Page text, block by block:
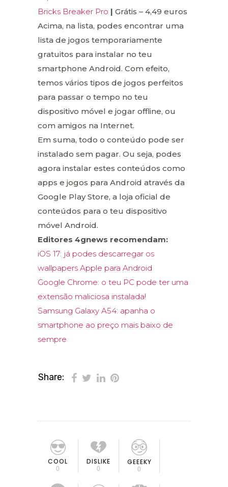
Bricks Breaker Pro | Grátis – 4,49 euros
Acima, na lista, podes encontrar uma
lista de jogos temporariamente
gratuitos para instalar no teu
smartphone Android. Com efeito,
temos vários tipos de jogos perfeitos
para passar o tempo no teu
dispositivo móvel e jogar offline, ou
com amigos na Internet.
Em suma, todo o conteúdo pode ser
instalado sem pagar. Ou seja, podes
agora instalar estes conteúdos como
apps e jogos para Android através da
Google Play Store, a loja oficial de
conteúdos para o teu dispositivo
móvel Android.
Editores 4gnews recomendam:
iOS 17: já podes descarregar os
wallpapers Apple para Android
Google Chrome: o teu PC pode ter uma
extensão maliciosa instalada!
Samsung Galaxy A54: apanha o
smartphone ao preço mais baixo de
sempre
Share:
COOL
0
DISLIKE
0
GEEEKY
0